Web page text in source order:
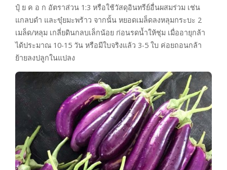
ปุ๋ ย ค อ ก อัตราส่วน 1:3 หรือใช้วัสดุอินทรีย์อื่นผสมร่วม เช่น
แกลบดำ และขุ๋ยมะพร้าว จากนั้น หยอดเมล็ดลงหลุมกระบะ 2
เมล็ด/หลุม เกลี่ยดินกลบเล็กน้อย ก่อนรดน้ำให้ชุ่ม เมื่ออายุกล้า
ได้ประมาณ 10-15 วัน หรือมีใบจริงแล้ว 3-5 ใบ ค่อยถอนกล้า
ย้ายลงปลูกในแปลง